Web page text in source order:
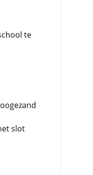
te
slot